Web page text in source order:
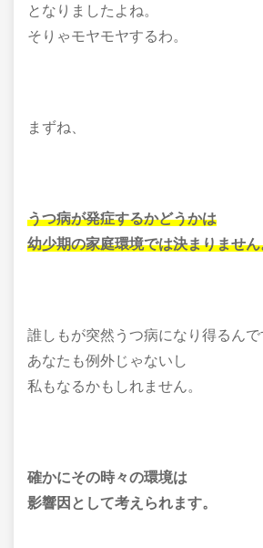
となりましたよね。
そりゃモヤモヤするわ。
まずね、
うつ病が発症するかどうかは
幼少期の家庭環境では決まりません
誰しもが突然うつ病になり得るんで
あなたも例外じゃないし
私もなるかもしれません。
確かにその時々の環境は
影響因として考えられます。